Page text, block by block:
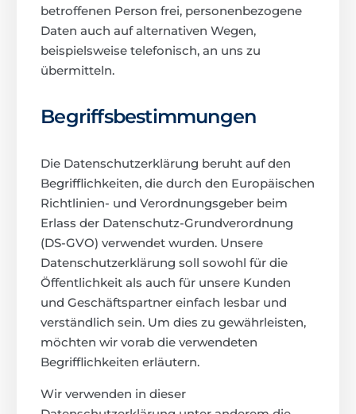
betroffenen Person frei, personenbezogene
Daten auch auf alternativen Wegen,
beispielsweise telefonisch, an uns zu
übermitteln.
Begriffsbestimmungen
Die Datenschutzerklärung beruht auf den
Begrifflichkeiten, die durch den Europäischen
Richtlinien- und Verordnungsgeber beim
Erlass der Datenschutz-Grundverordnung
(DS-GVO) verwendet wurden. Unsere
Datenschutzerklärung soll sowohl für die
Öffentlichkeit als auch für unsere Kunden
und Geschäftspartner einfach lesbar und
verständlich sein. Um dies zu gewährleisten,
möchten wir vorab die verwendeten
Begrifflichkeiten erläutern.
Wir verwenden in dieser